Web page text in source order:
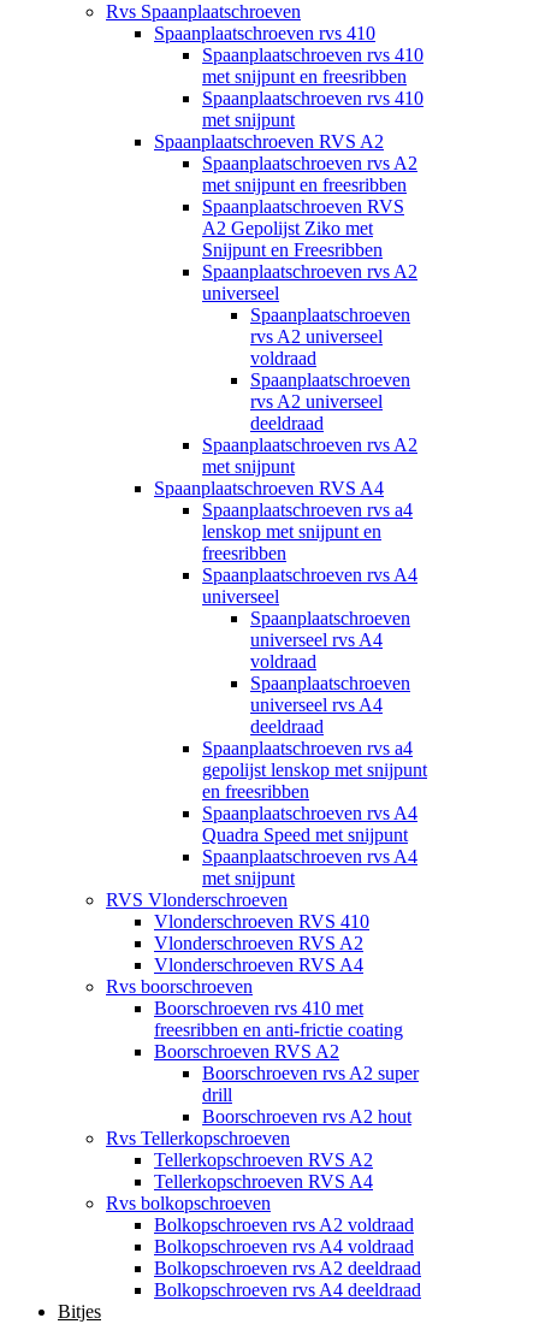
Rvs Spaanplaatschroeven
Spaanplaatschroeven rvs 410
Spaanplaatschroeven rvs 410
met snijpunt en freesribben
Spaanplaatschroeven rvs 410
met snijpunt
Spaanplaatschroeven RVS A2
Spaanplaatschroeven rvs A2
met snijpunt en freesribben
Spaanplaatschroeven RVS
A2 Gepolijst Ziko met
Snijpunt en Freesribben
Spaanplaatschroeven rvs A2
universeel
Spaanplaatschroeven
rvs A2 universeel
voldraad
Spaanplaatschroeven
rvs A2 universeel
deeldraad
Spaanplaatschroeven rvs A2
met snijpunt
Spaanplaatschroeven RVS A4
Spaanplaatschroeven rvs a4
lenskop met snijpunt en
freesribben
Spaanplaatschroeven rvs A4
universeel
Spaanplaatschroeven
universeel rvs A4
voldraad
Spaanplaatschroeven
universeel rvs A4
deeldraad
Spaanplaatschroeven rvs a4
gepolijst lenskop met snijpunt
en freesribben
Spaanplaatschroeven rvs A4
Quadra Speed met snijpunt
Spaanplaatschroeven rvs A4
met snijpunt
RVS Vlonderschroeven
Vlonderschroeven RVS 410
Vlonderschroeven RVS A2
Vlonderschroeven RVS A4
Rvs boorschroeven
Boorschroeven rvs 410 met
freesribben en anti-frictie coating
Boorschroeven RVS A2
Boorschroeven rvs A2 super
drill
Boorschroeven rvs A2 hout
Rvs Tellerkopschroeven
Tellerkopschroeven RVS A2
Tellerkopschroeven RVS A4
Rvs bolkopschroeven
Bolkopschroeven rvs A2 voldraad
Bolkopschroeven rvs A4 voldraad
Bolkopschroeven rvs A2 deeldraad
Bolkopschroeven rvs A4 deeldraad
Bitjes